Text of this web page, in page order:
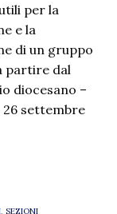
per la
e la
di un gruppo
partire dal
diocesano –
26 settembre
SEZIONI